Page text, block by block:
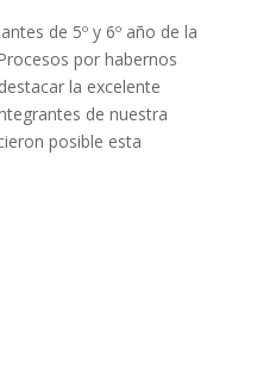
de 5º y 6º año de la
por habernos
la excelente
de nuestra
posible esta